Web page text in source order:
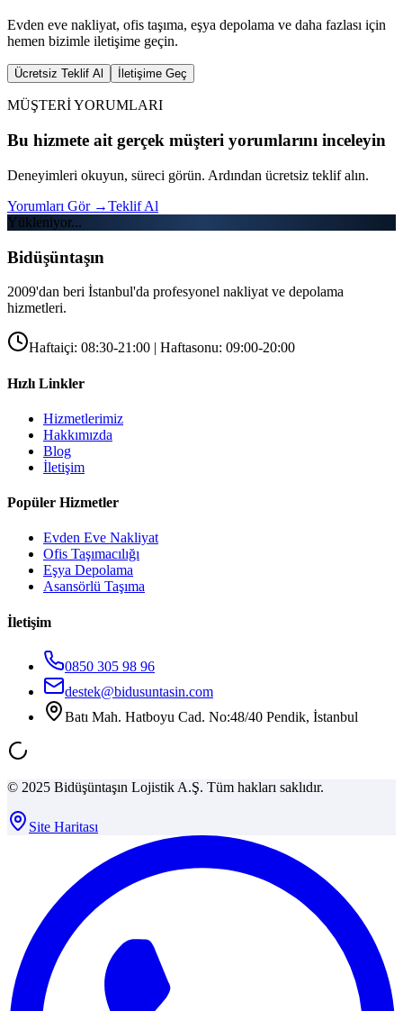
Evden eve nakliyat, ofis taşıma, eşya depolama ve daha fazlası için
hemen bizimle iletişime geçin.
Ücretsiz Teklif Al İletişime Geç
MÜŞTERİ YORUMLARI
Bu hizmete ait gerçek müşteri yorumlarını inceleyin
Deneyimleri okuyun, süreci görün. Ardından ücretsiz teklif alın.
Yorumları Gör →Teklif Al
Yükleniyor...
Bidüşüntaşın
2009'dan beri İstanbul'da profesyonel nakliyat ve depolama
hizmetleri.
Haftaiçi: 08:30-21:00 | Haftasonu: 09:00-20:00
Hızlı Linkler
Hizmetlerimiz
Hakkımızda
Blog
İletişim
Popüler Hizmetler
Evden Eve Nakliyat
Ofis Taşımacılığı
Eşya Depolama
Asansörlü Taşıma
İletişim
0850 305 98 96
destek@bidusuntasin.com
Batı Mah. Hatboyu Cad. No:48/40 Pendik, İstanbul
© 2025 Bidüşüntaşın Lojistik A.Ş. Tüm hakları saklıdır.
Site Haritası